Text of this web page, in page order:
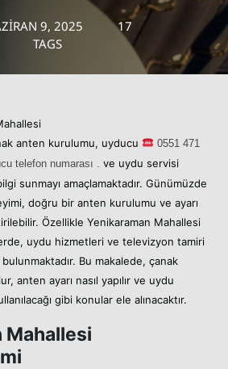
9, 2025
17
TAGS
anten kurulumu, uyducu 0551 471
telefon numarası . ve uydu servisi
sunmayı amaçlamaktadır. Günümüzde
doğru bir anten kurulumu ve ayarı
Özellikle Yenikaraman Mahallesi
uydu hizmetleri ve televizyon tamiri
Bu makalede, çanak
anten ayarı nasıl yapılır ve uydu
gibi konular ele alınacaktır.
Mahallesi